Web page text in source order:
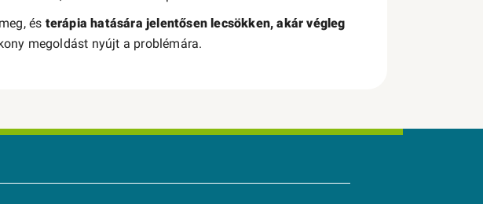
és terápia hatására jelentősen lecsökken, akár végleg
megoldást nyújt a problémára.